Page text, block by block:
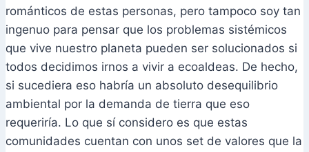
románticos de estas personas, pero tampoco soy tan
ingenuo para pensar que los problemas sistémicos
que vive nuestro planeta pueden ser solucionados si
todos decidimos irnos a vivir a ecoaldeas. De hecho,
si sucediera eso habría un absoluto desequilibrio
ambiental por la demanda de tierra que eso
requeriría. Lo que sí considero es que estas
comunidades cuentan con unos set de valores que la